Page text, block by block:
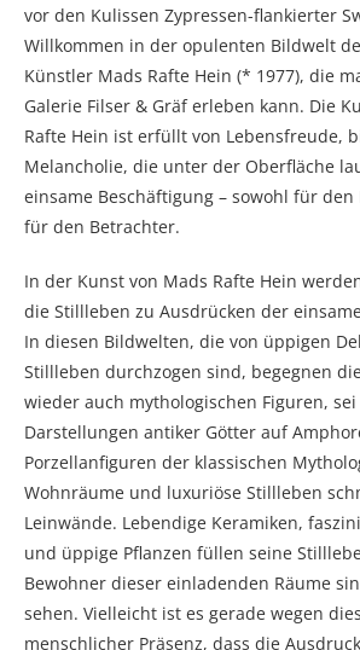
vor den Kulissen Zypressen-flankierter
Willkommen in der opulenten Bildwelt
Künstler Mads Rafte Hein (* 1977), die
Galerie Filser & Gräf erleben kann. Die
Rafte Hein ist erfüllt von Lebensfreude,
Melancholie, die unter der Oberfläche
einsame Beschäftigung – sowohl für
für den Betrachter.
In der Kunst von Mads Rafte Hein
die Stillleben zu Ausdrücken der
In diesen Bildwelten, die von üppigen
Stillleben durchzogen sind, begegnen
wieder auch mythologischen Figuren,
Darstellungen antiker Götter auf
Porzellanfiguren der klassischen
Wohnräume und luxuriöse Stillleben
Leinwände. Lebendige Keramiken,
und üppige Pflanzen füllen seine
Bewohner dieser einladenden Räume
sehen. Vielleicht ist es gerade wegen
menschlicher Präsenz, dass die